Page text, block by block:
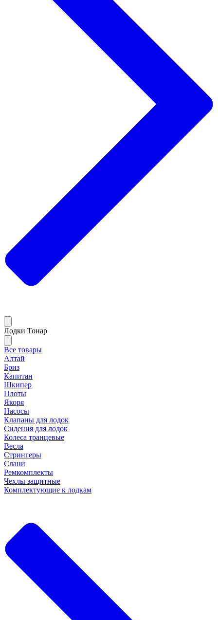
Лодки Тонар
Все товары
Алтай
Бриз
Капитан
Шкипер
Плоты
Якоря
Насосы
Клапаны для лодок
Сидения для лодок
Колеса транцевые
Весла
Стрингеры
Слани
Ремкомплекты
Чехлы защитные
Комплектующие к лодкам